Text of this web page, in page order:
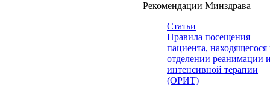
Рекомендации Минздрава
Статьи
Правила посещения
пациента, находящегося
отделении реанимации и
интенсивной терапии
(ОРИТ)